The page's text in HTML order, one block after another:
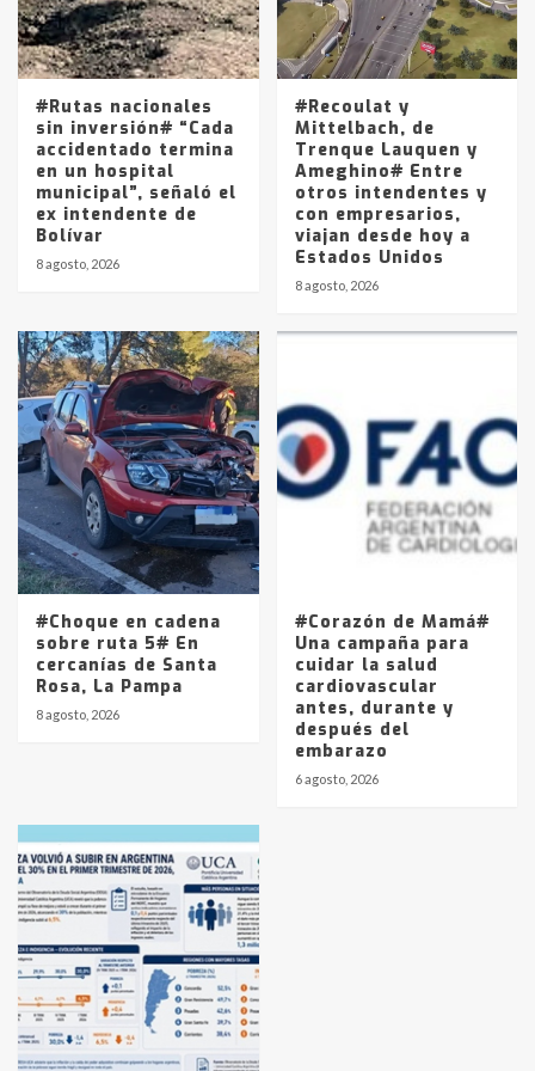
5
Los precios de los combustibles en
La Pampa, desde YPF hasta Axion
entre 857 a 1338 pesos
#Rutas nacionales
sin inversión# “Cada
accidentado termina
en un hospital
municipal”, señaló el
ex intendente de
Bolívar
8 agosto, 2026
#Recoulat y
Mittelbach, de
Trenque Lauquen y
Ameghino# Entre
otros intendentes y
con empresarios,
viajan desde hoy a
Estados Unidos
8 agosto, 2026
#Choque en cadena
sobre ruta 5# En
cercanías de Santa
Rosa, La Pampa
8 agosto, 2026
#Corazón de Mamá#
Una campaña para
cuidar la salud
cardiovascular
antes, durante y
después del
embarazo
6 agosto, 2026